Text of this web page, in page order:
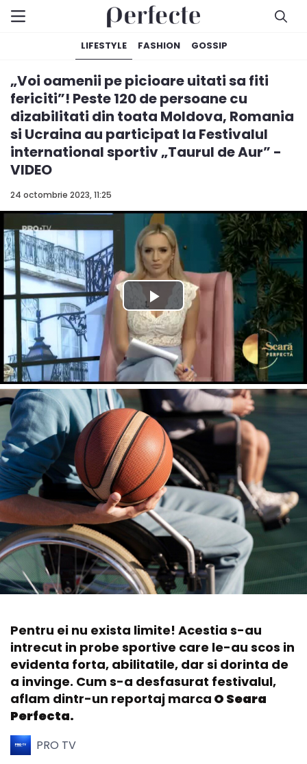
LIFESTYLE FASHION GOSSIP
24 octombrie 2023, 11:25
„Voi oamenii pe picioare uitati sa fiti
fericiti”! Peste 120 de persoane cu
dizabilitati din toata Moldova, Romania
si Ucraina au participat la Festivalul
international sportiv „Taurul de Aur” -
VIDEO
Pentru ei nu exista limite! Acestia s-au
intrecut in probe sportive care le-au scos in
evidenta forta, abilitatile, dar si dorinta de
a invinge. Cum s-a desfasurat festivalul,
aflam dintr-un reportaj marca O Seara
Perfecta.
PRO TV